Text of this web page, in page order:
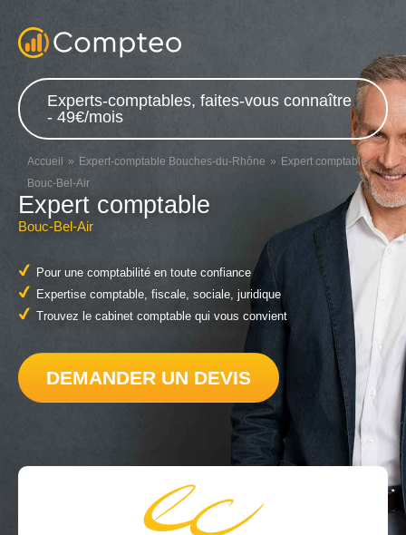
Experts-comptables, faites-vous connaître
- 49€/mois
Accueil Expert-comptable Bouches-du-Rhône
Expert comptable
Bouc-Bel-Air
Expert comptable
Bouc-Bel-Air
Pour une comptabilité en toute confiance
Expertise comptable, fiscale, sociale, juridique
Trouvez le cabinet comptable qui vous convient
DEMANDER UN DEVIS